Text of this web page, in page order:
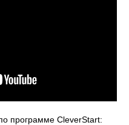
программе CleverStart: